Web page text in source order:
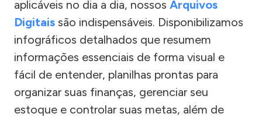
aplicáveis no dia a dia, nossos Arquivos
Digitais são indispensáveis. Disponibilizamos
infográficos detalhados que resumem
informações essenciais de forma visual e
fácil de entender, planilhas prontas para
organizar suas finanças, gerenciar seu
estoque e controlar suas metas, além de